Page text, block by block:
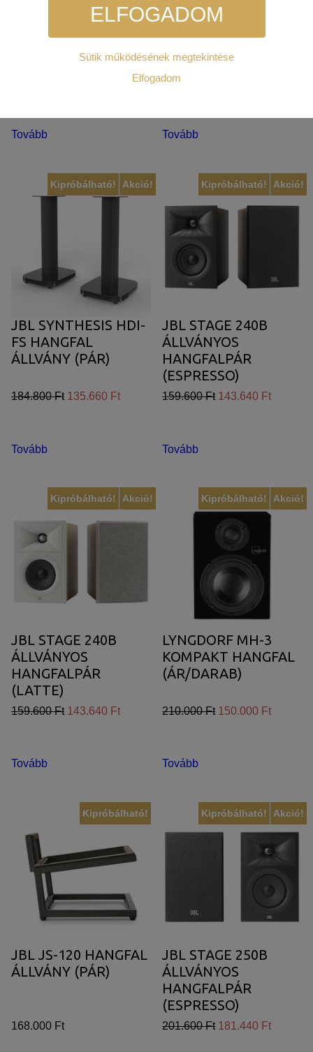
JBL JS-80 HANGFAL
ÁLLVÁNY (PÁR)
Tovább
REVEL M8 HANGFAL
(DARAB ÁRAS)
134.400 Ft
Tovább
Akció!
Kipróbálható!
JBL SYNTHESIS HDI-
FS HANGFAL
ÁLLVÁNY (PÁR)
184.800 Ft 135.660 Ft
Tovább
Akció!
Kipróbálható!
JBL STAGE 240B
ÁLLVÁNYOS
HANGFALPÁR
(ESPRESSO)
159.600 Ft 143.640 Ft
Tovább
Akció!
Kipróbálható!
JBL STAGE 240B
ÁLLVÁNYOS
HANGFALPÁR
(LATTE)
159.600 Ft 143.640 Ft
Tovább
Akció!
Kipróbálható!
LYNGDORF MH-3
KOMPAKT HANGFAL
(ÁR/DARAB)
210.000 Ft 150.000 Ft
Tovább
Kipróbálható!
JBL JS-120 HANGFAL
ÁLLVÁNY (PÁR)
168.000 Ft
Akció!
Kipróbálható!
JBL STAGE 250B
ÁLLVÁNYOS
HANGFALPÁR
(ESPRESSO)
201.600 Ft 181.440 Ft
ELFOGADOM
Ezek nélkül a weboldalt nem lehet megtekinteni.
hatékonyabbá tenni, hogy a lehető legmagasabb felhasználói
élményt nyújtsuk kedves látogatóinknak. Ezért gyűjtünk
statisztikai adatokat a Google Analytics segítségével, amely
kizárólag az IP címeket tárolja a személyes adatok közül.
Reklámcélú:
Azért települnek ezek a sütik, hogy a felhasználót számára
reklámajánlatokkal tudjuk megcélozni.
Sütik működésének megtekintése
Elfogadom